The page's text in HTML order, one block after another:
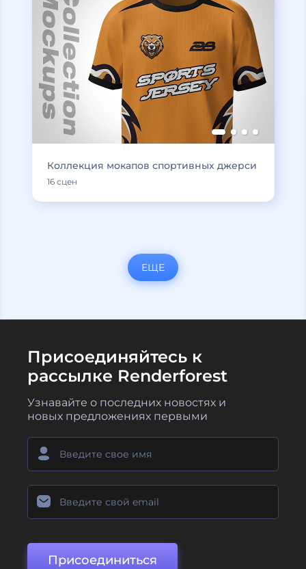
Коллекция мокапов спортивных джерси
16 сцен
ЕЩЕ
Присоединяйтесь к
рассылке Renderforest
Узнавайте о последних новостях и
новых предложениях первыми
Присоединиться